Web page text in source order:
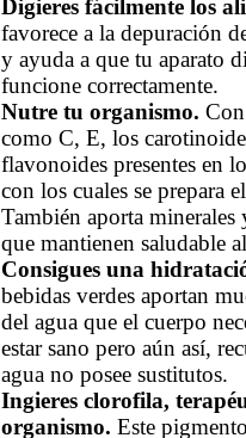
Digieres fácilmente los
favorece a la depuración
y ayuda a que tu aparato
funcione correctamente.
Nutre tu organismo.
como C, E, los
flavonoides presentes en
con los cuales se prepara
También aporta minerales
que mantienen saludable
Consigues una
bebidas verdes aportan
del agua que el cuerpo
estar sano pero aún así,
agua no posee sustitutos.
Ingieres clorofila,
organismo.Este